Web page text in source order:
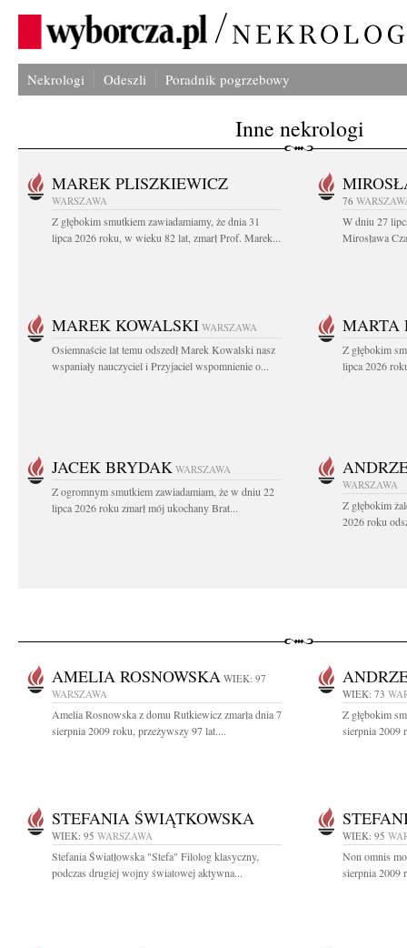
Nekrologi Odeszli Poradnik pogrzebowy
Inne nekrologi
MAREK PLISZKIEWICZ
WARSZAWA
Z głębokim smutkiem zawiadamiamy, że dnia 31
lipca 2026 roku, w wieku 82 lat, zmarł Prof. Marek...
76
W dniu 27
Mirosława
MAREK KOWALSKI WARSZAWA
Osiemnaście lat temu odszedł Marek Kowalski nasz
wspaniały nauczyciel i Przyjaciel wspomnienie o...
MARTA
Z głębokim
lipca 2026
JACEK BRYDAK WARSZAWA
Z ogromnym smutkiem zawiadamiam, że w dniu 22
lipca 2026 roku zmarł mój ukochany Brat...
WARSZAWA
Z głębokim
2026 roku
AMELIA ROSNOWSKA WIEK: 97
WARSZAWA
Amelia Rosnowska z domu Rutkiewicz zmarła dnia 7
sierpnia 2009 roku, przeżywszy 97 lat....
WIEK: 73
Z głębokim
sierpnia 2009
STEFANIA ŚWIĄTKOWSKA
WIEK: 95 WARSZAWA
Stefania Światłowska "Stefa" Filolog klasyczny,
podczas drugiej wojny światowej aktywna...
WIEK: 95
Non omnis
sierpnia 2009